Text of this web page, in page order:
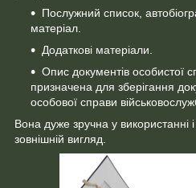
Послужний список,
матеріал.
Додаткові матеріали.
Опис документів особистої
призначена для зберігання
особової справи
Вона дуже зручна у використанні
зовнішній вигляд.